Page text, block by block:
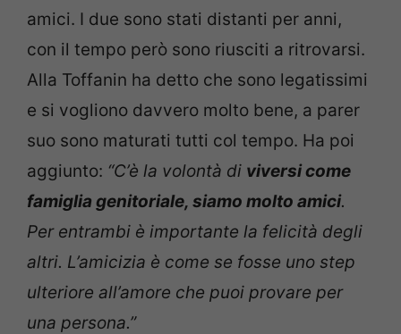
amici. I due sono stati distanti per anni,
con il tempo però sono riusciti a ritrovarsi.
Alla Toffanin ha detto che sono legatissimi
e si vogliono davvero molto bene, a parer
suo sono maturati tutti col tempo. Ha poi
aggiunto: “C’è la volontà di viversi come
famiglia genitoriale, siamo molto amici.
Per entrambi è importante la felicità degli
altri. L’amicizia è come se fosse uno step
ulteriore all’amore che puoi provare per
una persona.”